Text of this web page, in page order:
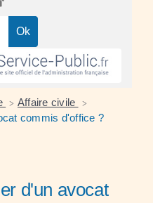
> Affaire civile >
commis d'office ?
d'un avocat